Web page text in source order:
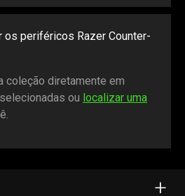
os periféricos Razer Counter-
coleção diretamente em
ou localizar uma